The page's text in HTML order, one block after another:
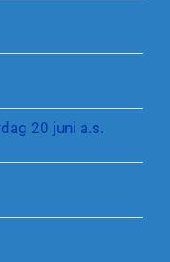
20 juni a.s.